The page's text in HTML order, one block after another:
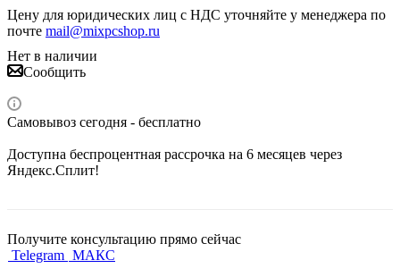
Цену для юридических лиц с НДС уточняйте у менеджера по
почте mail@mixpcshop.ru
Нет в наличии
Сообщить
Самовывоз сегодня - бесплатно
Доступна беспроцентная рассрочка на 6 месяцев через
Яндекс.Сплит!
Получите консультацию прямо сейчас
Telegram МАКС